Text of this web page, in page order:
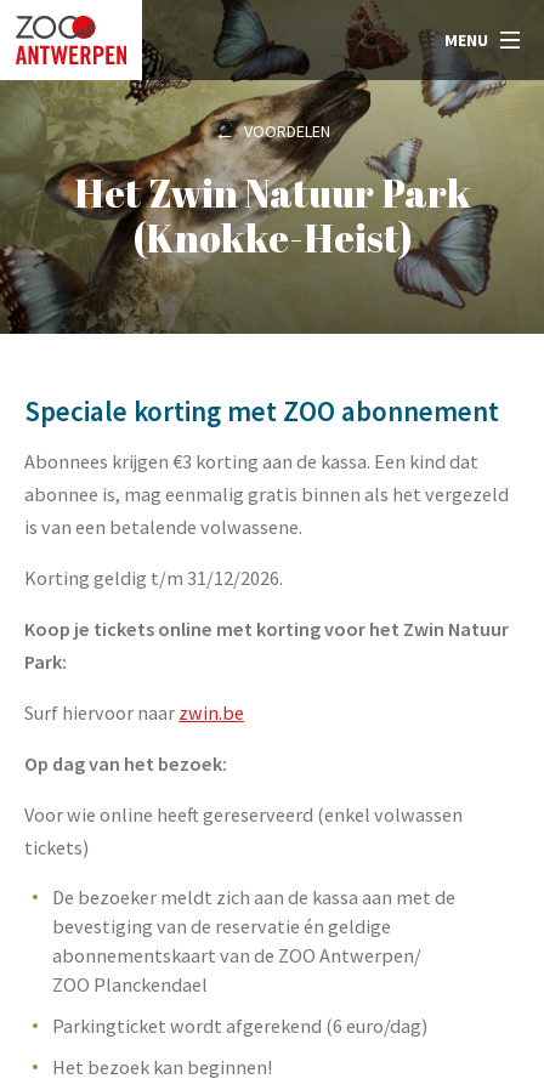
MENU
VOORDELEN
Het Zwin Natuur Park
(Knokke-Heist)
Speciale korting met ZOO abonnement
Abonnees krijgen €3 korting aan de kassa. Een kind dat
abonnee is, mag eenmalig gratis binnen als het vergezeld
is van een betalende volwassene.
Korting geldig t/m 31/12/2026.
Koop je tickets online met korting voor het Zwin Natuur
Park:
Surf hiervoor naar zwin.be
Op dag van het bezoek:
Voor wie online heeft gereserveerd (enkel volwassen
tickets)
De bezoeker meldt zich aan de kassa aan met de
bevestiging van de reservatie én geldige
abonnementskaart van de ZOO Antwerpen/
ZOO Planckendael
Parkingticket wordt afgerekend (6 euro/dag)
Het bezoek kan beginnen!